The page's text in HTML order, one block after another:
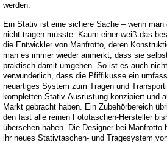
werden.
Ein Stativ ist eine sichere Sache – wenn man
nicht tragen müsste. Kaum einer weiß das
die Entwickler von Manfrotto, deren
man es immer wieder anmerkt, dass sie
praktisch damit umgehen. So ist es auch nicht
verwunderlich, dass die Pfiffikusse ein
neuartiges System zum Tragen und
kompletten Stativ-Ausrüstung konzipiert und
Markt gebracht haben. Ein Zubehörbereich
den fast alle reinen Fototaschen-Hersteller
übersehen haben. Die Designer bei Manfrotto
ihr neues Stativtaschen- und Tragesystem